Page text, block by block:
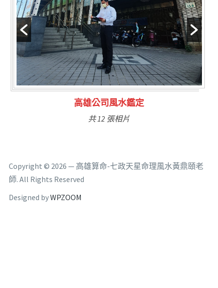
林氏福主量子生基造命
共 6 張相片
Copyright © 2026 — 高雄算命-七政天星命理風水黃鼎頤老
師. All Rights Reserved
Designed byWPZOOM